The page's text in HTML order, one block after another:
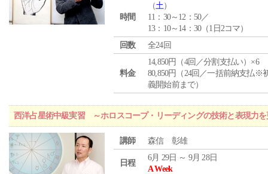
時間
（土）
11：30～12：50／
13：10～14：30（1日2コマ）
回数
全24回
料金
14,850円（4回／分割支払い）×6
80,850円（24回／一括前納支払※
義開始前まで）
西洋占星術中級実習 ～ホロスコープ・リーディングの技術と表現力
講師 森信 彰雄
日程
6月 29日 ～ 9月 28日
A Week